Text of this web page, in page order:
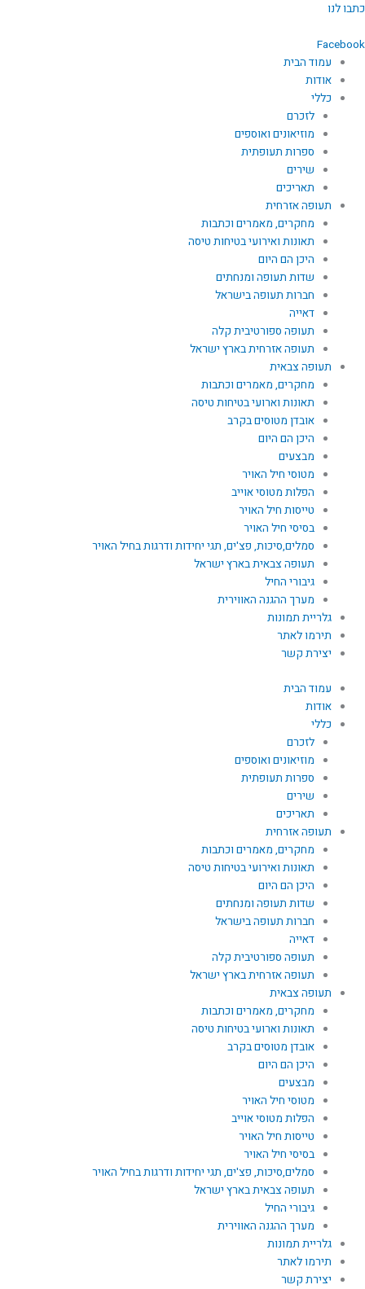
דילוג
כתבו לנו
Facebook
עמוד הבית
אודות
כללי
לזכרם
מוזיאונים ואוספים
ספרות תעופתית
שירים
תאריכים
תעופה אזרחית
מחקרים, מאמרים וכתבות
תאונות ואירועי בטיחות טיסה
היכן הם היום
שדות תעופה ומנחתים
חברות תעופה בישראל
דאייה
תעופה ספורטיבית קלה
תעופה אזרחית בארץ ישראל
תעופה צבאית
מחקרים, מאמרים וכתבות
תאונות וארועי בטיחות טיסה
אובדן מטוסים בקרב
היכן הם היום
מבצעים
מטוסי חיל האויר
הפלות מטוסי אוייב
טייסות חיל האויר
בסיסי חיל האויר
סמלים,סיכות, פצ'ים, תגי יחידות ודרגות בחיל האויר
תעופה צבאית בארץ ישראל
גיבורי החיל
מערך ההגנה האווירית
גלריית תמונות
תירמו לאתר
יצירת קשר
עמוד הבית
אודות
כללי
לזכרם
מוזיאונים ואוספים
ספרות תעופתית
שירים
תאריכים
תעופה אזרחית
מחקרים, מאמרים וכתבות
תאונות ואירועי בטיחות טיסה
היכן הם היום
שדות תעופה ומנחתים
חברות תעופה בישראל
דאייה
תעופה ספורטיבית קלה
תעופה אזרחית בארץ ישראל
תעופה צבאית
מחקרים, מאמרים וכתבות
תאונות וארועי בטיחות טיסה
אובדן מטוסים בקרב
היכן הם היום
מבצעים
מטוסי חיל האויר
הפלות מטוסי אוייב
טייסות חיל האויר
בסיסי חיל האויר
סמלים,סיכות, פצ'ים, תגי יחידות ודרגות בחיל האויר
תעופה צבאית בארץ ישראל
גיבורי החיל
מערך ההגנה האווירית
גלריית תמונות
תירמו לאתר
יצירת קשר